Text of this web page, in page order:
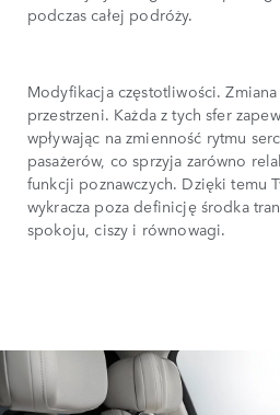
podczas całej podróży.
Modyfikacja częstotliwości.
przestrzeni. Każda z tych sfer
wpływając na zmienność rytmu
pasażerów, co sprzyja zarówno
funkcji poznawczych. Dzięki temu
wykracza poza definicję środka
spokoju, ciszy i równowagi.